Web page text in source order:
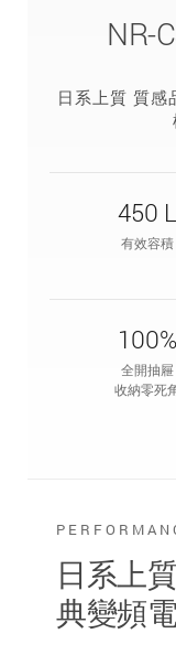
NR-
日系上質 質感
450 L
有效容積
100%
全開抽屜
收納零死
日系上
典變頻